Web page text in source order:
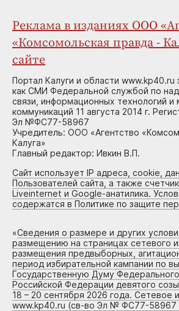
Реклама в изданиях ООО
«Комсомольская правда -
сайте
Портал Калуги и области www.kp40.ru
как СМИ Федеральной службой по
связи, информационных технологий и
коммуникаций 11 августа 2014 г.
Эл №ФС77-58967
Учредитель: ООО «Агентство
Калуга»
Главный редактор: Ивкин В.П.
Сайт использует IP адреса, cookie,
Пользователей сайта, а также
Liveinternet и Google-анатилика.
содержатся в Политике по защите
«Сведения о размере и других
размещению на страницах сетевого
размещения предвыборных,
период избирательной кампании по
Государственную Думу
Российской Федерации девятого
18 – 20 сентября 2026 года. Сетевое
www.kp40.ru (св-во Эл № ФС77-58967